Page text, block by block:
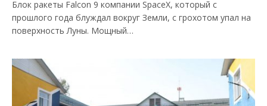
Блок ракеты Falcon 9 компании SpaceX, который с
прошлого года блуждал вокруг Земли, с грохотом упал на
поверхность Луны. Мощный…